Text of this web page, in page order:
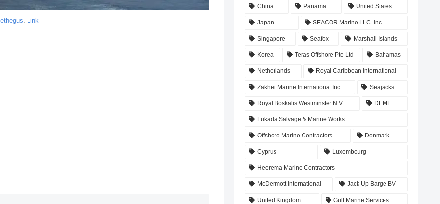
Link
China Panama United States
Japan SEACOR Marine LLC. Inc.
Singapore Seafox Marshall Islands
Korea Teras Offshore Pte Ltd Bahamas
Netherlands Royal Caribbean International
Zakher Marine International Inc. Seajacks
Royal Boskalis Westminster N.V. DEME
Fukada Salvage & Marine Works
Offshore Marine Contractors Denmark
Cyprus Luxembourg
Heerema Marine Contractors
McDermott International Jack Up Barge BV
United Kingdom Gulf Marine Services